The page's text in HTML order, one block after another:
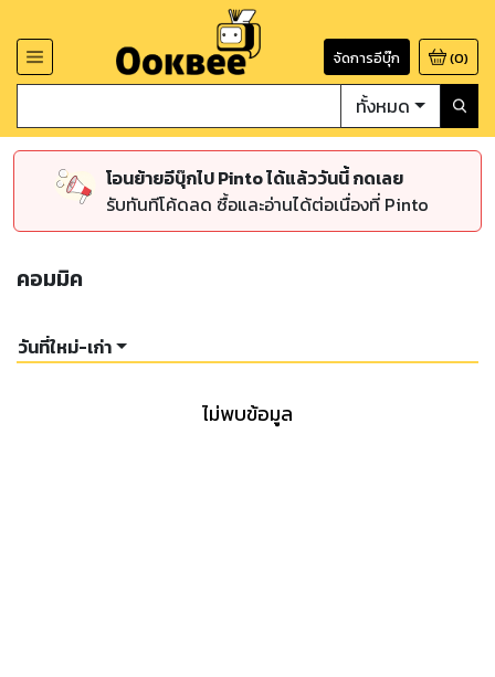
จัดการอีบุ๊ก (0)
ทั้งหมด
โอนย้ายอีบุ๊กไป Pinto ได้แล้ววันนี้ กดเลย
รับทันทีโค้ดลด ซื้อและอ่านได้ต่อเนื่องที่ Pinto
คอมมิค
วันที่ใหม่-เก่า
ไม่พบข้อมูล